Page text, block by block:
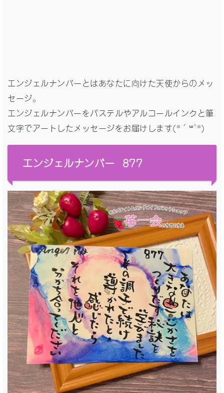
エンジェルナンバーとはあなたに向けた天使からのメッ
セージ。
エンジェルナンバーをパステルやアルコールインクと筆
文字でアートしたメッセージをお届けします(*´꒳`*)
エンジェルナンバー 877